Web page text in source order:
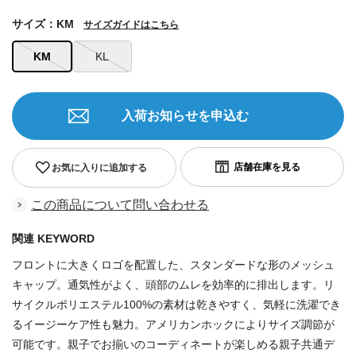
KM KL
サイズ：KM サイズガイドはこちら
お気に入りに追加する
入荷お知らせを申込む
この商品について問い合わせる
関連 KEYWORD
フロントに大きくロゴを配置した、スタンダードな形のメッシュ
キャップ。通気性がよく、頭部のムレを効率的に排出します。リ
サイクルポリエステル100%の素材は乾きやすく、気軽に洗濯でき
るイージーケア性も魅力。アメリカンホックによりサイズ調節が
可能です。親子でお揃いのコーディネートが楽しめる親子共通デ